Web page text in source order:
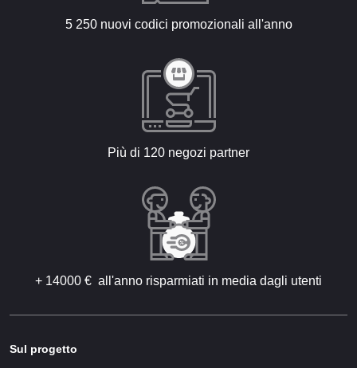
5 250 nuovi codici promozionali all'anno
Più di 120 negozi partner
+ 14000 € all'anno risparmiati in media dagli utenti
Sul progetto